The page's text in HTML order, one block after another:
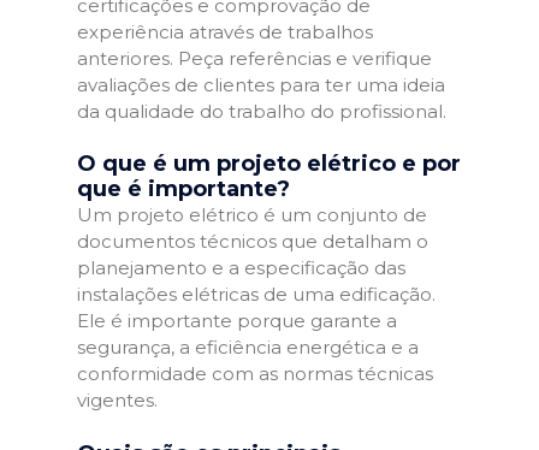
certificações e comprovação de
experiência através de trabalhos
anteriores. Peça referências e verifique
avaliações de clientes para ter uma ideia
da qualidade do trabalho do profissional.
O que é um projeto elétrico e por
que é importante?
Um projeto elétrico é um conjunto de
documentos técnicos que detalham o
planejamento e a especificação das
instalações elétricas de uma edificação.
Ele é importante porque garante a
segurança, a eficiência energética e a
conformidade com as normas técnicas
vigentes.